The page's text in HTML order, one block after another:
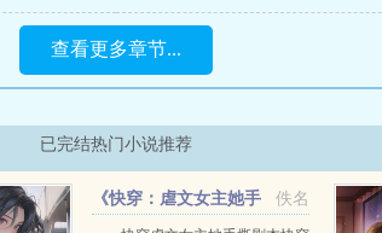
查看更多章节...
已完结热门小说推荐
佚名
《快穿：虐文女主她手